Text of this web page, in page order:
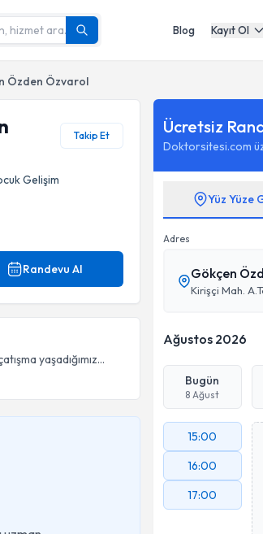
Blog Kayıt Ol
Özden Özvarol
Takip Et
Gelişim
Randevu Al
yaşadığımız...
Ücretsiz
Doktorsitesi.com
Yüz Yüze
Adres
Kirişçi Mah.
Ağustos 2026
Bugün
8 Ağust
15:00
16:00
17:00